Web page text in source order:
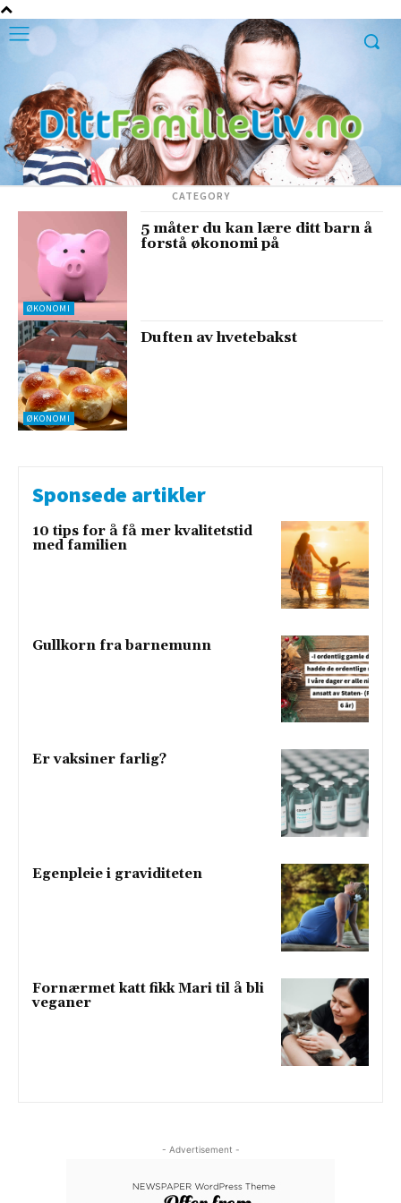
CATEGORY
ØKONOMI
5 måter du kan lære ditt barn å
forstå økonomi på
ØKONOMI
Duften av hvetebakst
Sponsede artikler
10 tips for å få mer kvalitetstid
med familien
Gullkorn fra barnemunn
Er vaksiner farlig?
Egenpleie i graviditeten
Fornærmet katt fikk Mari til å bli
veganer
- Advertisement -